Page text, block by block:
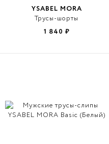
YSABEL MORA
Трусы-шорты
1 840 ₽